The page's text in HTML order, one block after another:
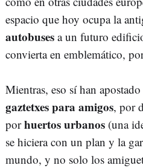
espacio que hoy ocupa la
autobuses a un futuro
convierta en emblemático,
Mientras, eso sí han
gaztetxes para amigos, por
porhuertos urbanos (una
se hiciera con un plan y la
mundo, y no solo los